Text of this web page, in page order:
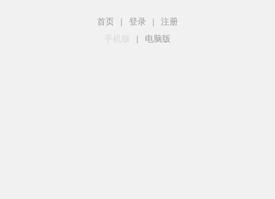
首页 | 登录 |
注册
手机版
| 电脑版